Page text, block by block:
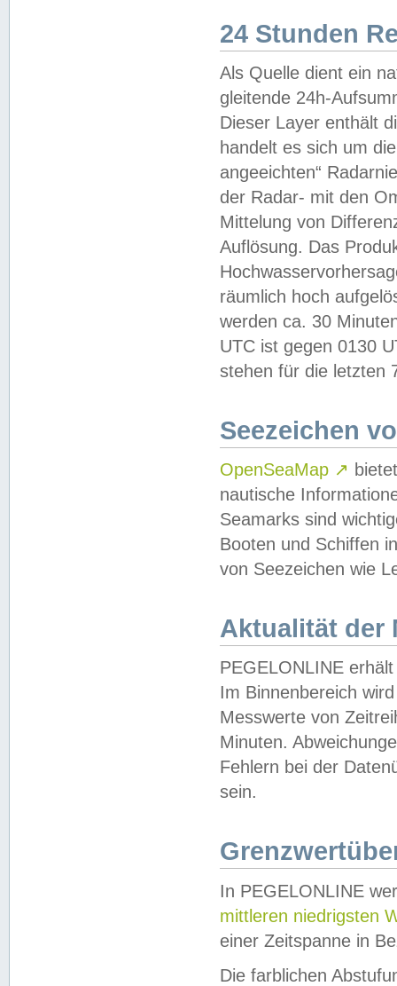
24 Stunden
Als Quelle dient ein
gleitende 24h-
Dieser Layer enthält
handelt es sich um
angeeichten“
der Radar- mit den
Mittelung von
Auflösung. Das
räumlich hoch
werden ca. 30
UTC ist gegen 0130
stehen für die letzten
Seezeichen
OpenSeaMap ↗
nautische
Seamarks sind
Booten und Schiffen
von Seezeichen wie
Aktualität der
PEGELONLINE
Im Binnenbereich
Messwerte von
Minuten.
Fehlern bei der
sein.
In PEGELONLINE
mittleren niedrigsten
einer Zeitspanne in
Die farblichen